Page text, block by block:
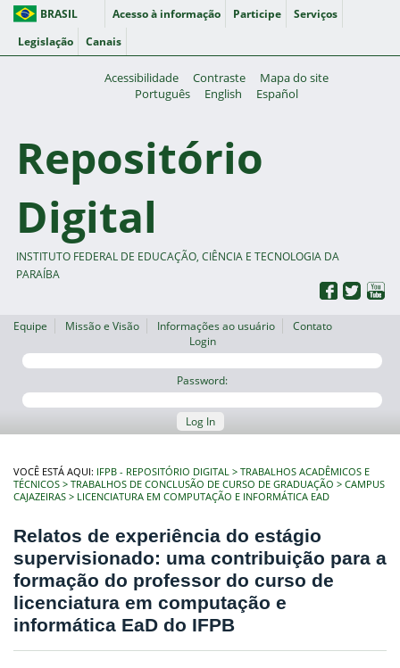
BRASIL Acesso à informação Participe
Serviços
Legislação
Canais
Acessibilidade Contraste
Mapa do site
Português
English Español
Repositório
Digital
INSTITUTO FEDERAL DE EDUCAÇÃO, CIÊNCIA E TECNOLOGIA DA
PARAÍBA
Equipe Missão e Visão Informações ao usuário
Contato
Login
Password:
Log In
VOCÊ ESTÁ AQUI: IFPB - REPOSITÓRIO DIGITAL
TRABALHOS ACADÊMICOS E
TÉCNICOS
TRABALHOS DE CONCLUSÃO DE CURSO DE GRADUAÇÃO
CAMPUS
CAJAZEIRAS
LICENCIATURA EM COMPUTAÇÃO E INFORMÁTICA EAD
Relatos de experiência do estágio
supervisionado: uma contribuição para a
formação do professor do curso de
licenciatura em computação e
informática EaD do IFPB